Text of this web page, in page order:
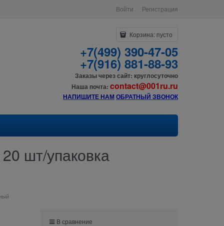
Войти Регистрация
Корзина: пусто
+7(499) 390-47-05
+7(916) 881-88-93
Заказы через сайт: круглосуточно
Наша почта: contact@001ru.ru
НАПИШИТЕ НАМОБРАТНЫЙ ЗВОНОК
шт/упаковка
В сравнение